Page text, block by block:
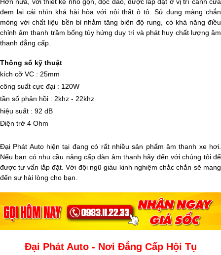
đem lại cái nhìn khá hài hòa với nội thất ô tô. Sử dụng màng chắn
mỏng với chất liệu bền bỉ nhằm tăng biên độ rung, có khả năng điều
chỉnh âm thanh trầm bổng tùy hứng duy trì và phát huy chất lượng âm
thanh đẳng cấp.
Thông số kỹ thuật
kích cỡ VC : 25mm
công suất cực đại : 120W
tần số phản hồi : 2khz - 22khz
hiệu suất : 92 dB
Điện trở 4 Ohm
Đại Phát Auto hiện tại đang có rất nhiều sản phẩm âm thanh xe hơi.
Nếu bạn có nhu cầu nâng cấp dàn âm thanh hãy đến với chúng tôi để
được tư vấn lắp đặt. Với đội ngũ giàu kinh nghiệm chắc chắn sẽ mang
đến sự hài lòng cho bạn.
Đại Phát Auto - Nơi Đẳng Cấp Hội Tụ